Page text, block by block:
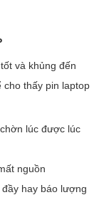
và khủng đến
cho thấy pin laptop
lúc được lúc
nguồn
hay báo lượng